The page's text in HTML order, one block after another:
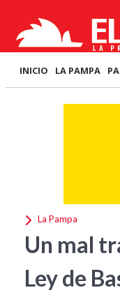
INICIO LA PAMPA
La Pampa
Un mal
Ley de